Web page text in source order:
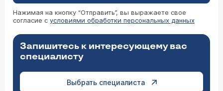
Нажимая на кнопку “Отправить”, вы выражаете свое
согласие с условиями обработки персональных данных
Запишитесь к интересующему вас
специалисту
Выбрать специалиста